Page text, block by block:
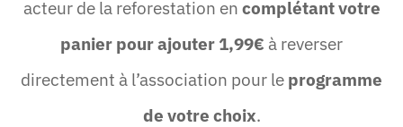
acteur de la reforestation en complétant votre
panier pour ajouter 1,99€ à reverser
directement à l’association pour le programme
de votre choix.